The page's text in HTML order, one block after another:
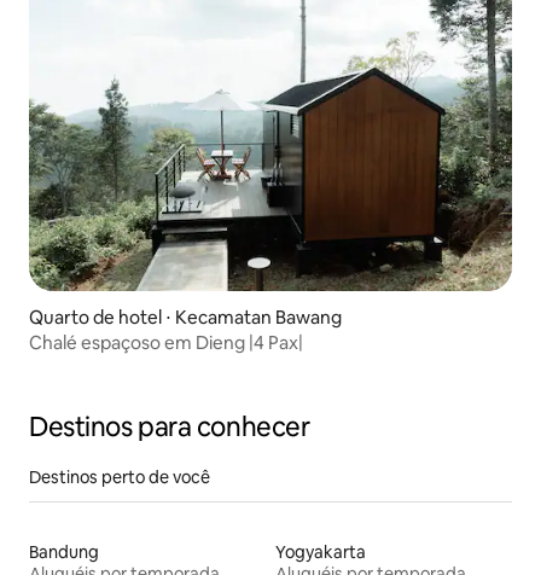
Quarto de hotel ⋅ Kecamatan Bawang
Chalé espaçoso em Dieng |4 Pax|
Destinos para conhecer
Destinos perto de você
Bandung
Yogyakarta